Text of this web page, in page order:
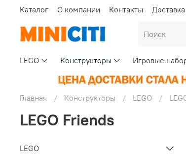
Каталог О компании Контакты Доставка
LEGO Конструкторы Игровые
Главная Конструкторы LEGO
LEGO Friends
LEGO